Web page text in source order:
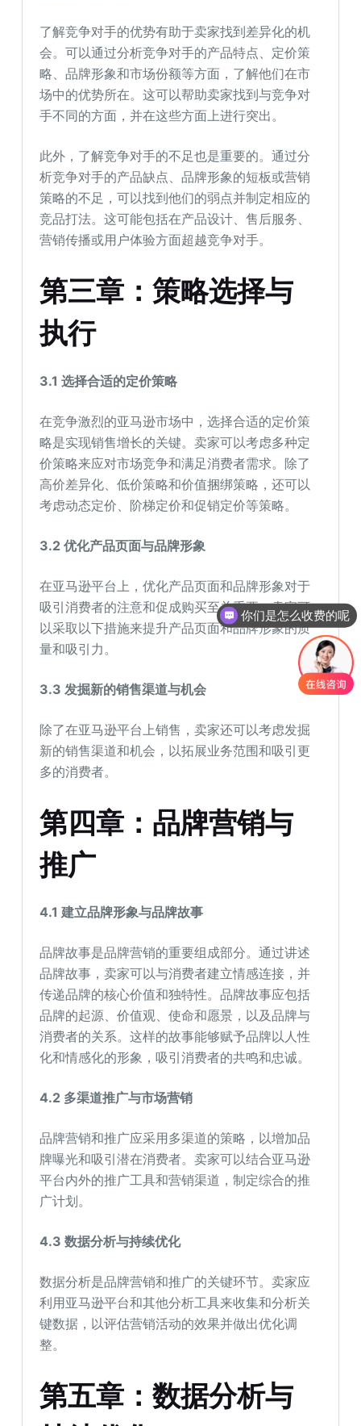
了解竞争对手的优势有助于卖家找到差异化的机
会。可以通过分析竞争对手的产品特点、定价策
略、品牌形象和市场份额等方面，了解他们在市
场中的优势所在。这可以帮助卖家找到与竞争对
手不同的方面，并在这些方面上进行突出。
此外，了解竞争对手的不足也是重要的。通过分
析竞争对手的产品缺点、品牌形象的短板或营销
策略的不足，可以找到他们的弱点并制定相应的
竞品打法。这可能包括在产品设计、售后服务、
营销传播或用户体验方面超越竞争对手。
第三章：策略选择与
执行
3.1选择合适的定价策略
在竞争激烈的亚马逊市场中，选择合适的定价策
略是实现销售增长的关键。卖家可以考虑多种定
价策略来应对市场竞争和满足消费者需求。除了
高价差异化、低价策略和价值捆绑策略，还可以
考虑动态定价、阶梯定价和促销定价等策略。
3.2优化产品页面与品牌形象
在亚马逊平台上，优化产品页面和品牌形象对于
吸引消费者的注意和促成购买至关重要。卖家可
以采取以下措施来提升产品页面和品牌形象的质
量和吸引力。
3.3 发掘新的销售渠道与机会
除了在亚马逊平台上销售，卖家还可以考虑发掘
新的销售渠道和机会，以拓展业务范围和吸引更
多的消费者。
第四章：品牌营销与
推广
4.1建立品牌形象与品牌故事
品牌故事是品牌营销的重要组成部分。通过讲述
品牌故事，卖家可以与消费者建立情感连接，并
传递品牌的核心价值和独特性。品牌故事应包括
品牌的起源、价值观、使命和愿景，以及品牌与
消费者的关系。这样的故事能够赋予品牌以人性
化和情感化的形象，吸引消费者的共鸣和忠诚。
4.2 多渠道推广与市场营销
品牌营销和推广应采用多渠道的策略，以增加品
牌曝光和吸引潜在消费者。卖家可以结合亚马逊
平台内外的推广工具和营销渠道，制定综合的推
广计划。
4.3数据分析与持续优化
数据分析是品牌营销和推广的关键环节。卖家应
利用亚马逊平台和其他分析工具来收集和分析关
键数据，以评估营销活动的效果并做出优化调
整。
第五章：数据分析与
你们是怎么收费的呢